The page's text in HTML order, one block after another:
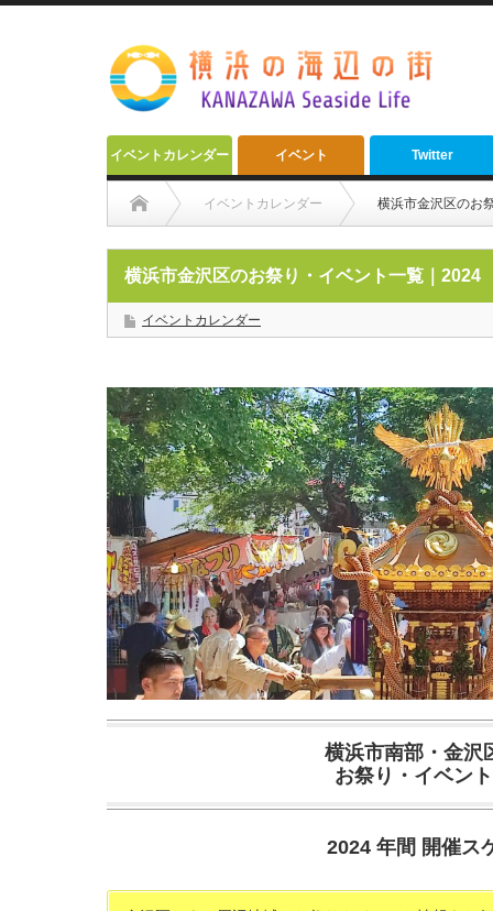
イベントカレンダー イベント Twitter
イベントカレンダー 横浜市金沢区のお
横浜市金沢区のお祭り・イベント一覧｜2024
イベントカレンダー
横浜市南部・金沢
お祭り・イベン
2024 年間 開催ス